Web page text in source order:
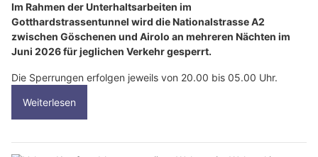
Im Rahmen der Unterhaltsarbeiten im
Gotthardstrassentunnel wird die Nationalstrasse A2
zwischen Göschenen und Airolo an mehreren Nächten im
Juni 2026 für jeglichen Verkehr gesperrt.
Die Sperrungen erfolgen jeweils von 20.00 bis 05.00 Uhr.
Weiterlesen